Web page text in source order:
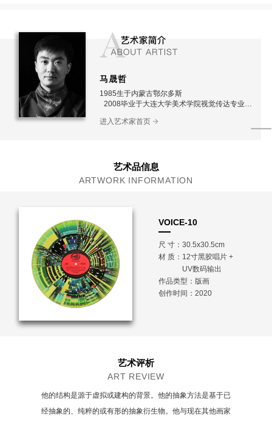
马晟哲
1985生于内蒙古鄂尔多斯
2008毕业于大连大学美术学院视觉传达专业获
现工作生活于北京
进入艺术家首页
艺术品信息
ARTWORK INFORMATION
VOICE-10
尺 寸：30.5x30.5cm
材 质： 12寸黑胶唱片 +
UV数码输出
作品类型：版画
创作时间：2020
艺术评析
ART REVIEW
他的结构是源于虚拟或建构的背景。他的抽象方法是基于已
经抽象的、纯粹的或有形的抽象衍生物。他与现在其他画家